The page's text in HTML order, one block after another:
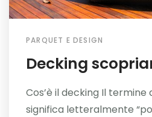
PARQUET E DESIGN
Decking
Cos’è il decking Il termine
significa letteralmente